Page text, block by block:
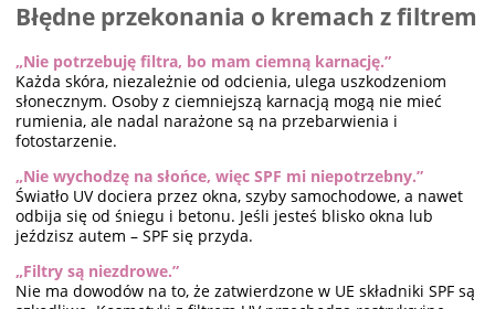
Błędne przekonania o kremach z filtrem
„Nie potrzebuję filtra, bo mam ciemną karnację.”
Każda skóra, niezależnie od odcienia, ulega uszkodzeniom
słonecznym. Osoby z ciemniejszą karnacją mogą nie mieć
rumienia, ale nadal narażone są na przebarwienia i
fotostarzenie.
„Nie wychodzę na słońce, więc SPF mi niepotrzebny.”
Światło UV dociera przez okna, szyby samochodowe, a nawet
odbija się od śniegu i betonu. Jeśli jesteś blisko okna lub
jeździsz autem – SPF się przyda.
„Filtry są niezdrowe.”
Nie ma dowodów na to, że zatwierdzone w UE składniki SPF są